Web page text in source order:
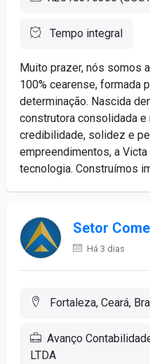
Tempo integral
Muito prazer, nós somos
100% cearense, formada
determinação. Nascida
construtora consolidada
credibilidade, solidez e
empreendimentos, a
tecnologia. Construímos
Setor
Há 3 dias
Fortaleza, Ceará,
Avanço
LTDA